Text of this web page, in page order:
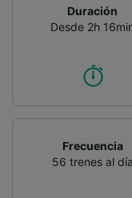
Duración
Desde 2h
Frecuencia
56 trenes al día